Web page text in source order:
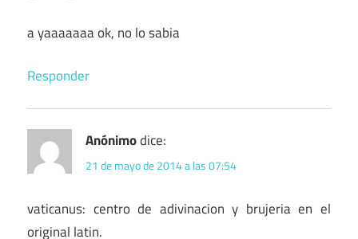
a yaaaaaaa ok, no lo sabia
Responder
Anónimodice:
21 de mayo de 2014 a las 07:54
vaticanus: centro de adivinacion y brujeria en el
original latin.